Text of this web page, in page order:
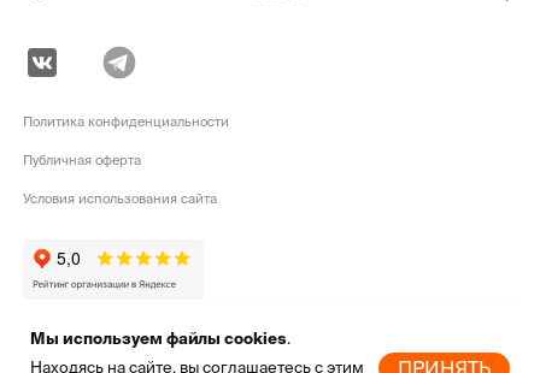
pike.ru © 2010 - 2026 | Высококачественная
Политика конфиденциальности
Публичная оферта
Условия использования сайта
Мы используем файлы cookies.
Находясь на сайте, вы соглашаетесь с этим
ПРИНЯТЬ